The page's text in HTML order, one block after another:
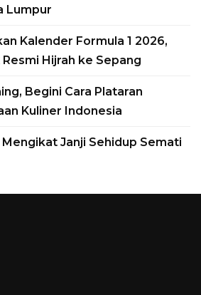
Lumpur
Kalender Formula 1 2026,
Resmi Hijrah ke Sepang
Begini Cara Plataran
Kuliner Indonesia
Janji Sehidup Semati
terbaru hasil